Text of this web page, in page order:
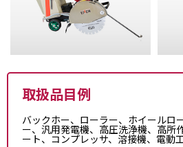
取扱品目例
バックホー、ローラー、ホイールロ
ー、汎用発電機、高圧洗浄機、高所
ート、コンプレッサ、溶接機、電動